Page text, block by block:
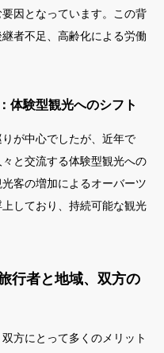
因となっています。この背
者不足、高齢化による労働
体験型観光へのシフト
が中心でしたが、近年で
と交流する体験型観光への
客の増加によるオーバーツ
しており、持続可能な観光
行者と地域、双方の
方にとって多くのメリット